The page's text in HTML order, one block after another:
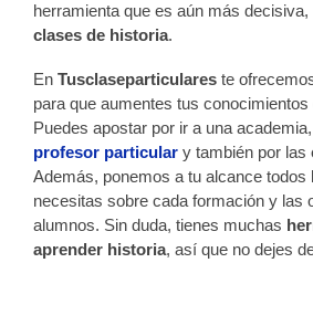
herramienta que es aún más
clases de historia.
En Tusclaseparticulares te
para que aumentes tus
Puedes apostar por ir a una
profesor particular y también por las
Además, ponemos a tu alcance todos
necesitas sobre cada formación y las
alumnos. Sin duda, tienes muchas
aprender historia, así que no dejes